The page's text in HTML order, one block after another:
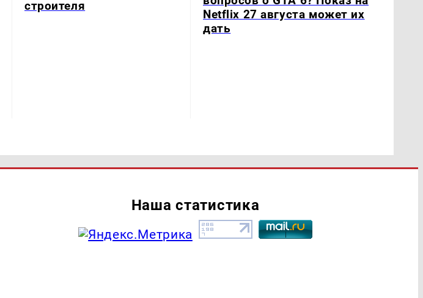
строителя
Netflix 27 августа может их
дать
Наша статистика